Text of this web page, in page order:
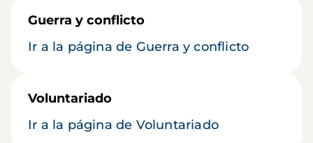
Guerra y conflicto
Ir a la página de Guerra y conflicto
Voluntariado
Ir a la página de Voluntariado